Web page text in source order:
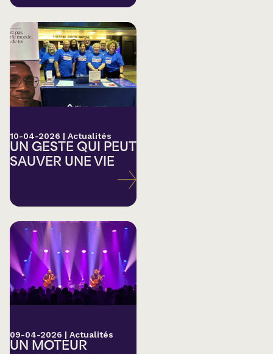
10-04-2026 | Actualités
UN GESTE QUI PEUT
SAUVER UNE VIE
09-04-2026 | Actualités
UN MOTEUR